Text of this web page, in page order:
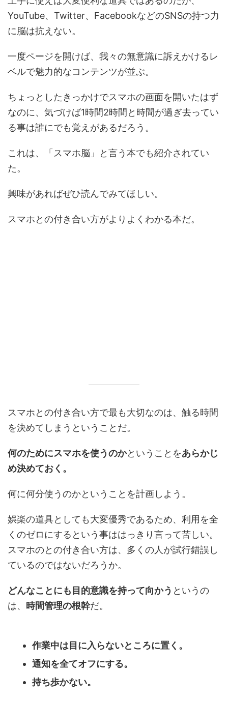
YouTube、Twitter、FacebookなどのSNSの持つ力
に脳は抗えない。
一度ページを開けば、我々の無意識に訴えかけるレ
ベルで魅力的なコンテンツが並ぶ。
ちょっとしたきっかけでスマホの画面を開いたはず
なのに、気づけば1時間2時間と時間が過ぎ去ってい
る事は誰にでも覚えがあるだろう。
これは、「スマホ脳」と言う本でも紹介されてい
た。
興味があればぜひ読んでみてほしい。
スマホとの付き合い方がよりよくわかる本だ。
スマホとの付き合い方で最も大切なのは、触る時間
を決めてしまうということだ。
何のためにスマホを使うのかということをあらかじ
め決めておく。
何に何分使うのかということを計画しよう。
娯楽の道具としても大変優秀であるため、利用を全
くのゼロにするという事ははっきり言って苦しい。
スマホのとの付き合い方は、多くの人が試行錯誤し
ているのではないだろうか。
どんなことにも目的意識を持って向かう というの
は、 時間管理の根幹だ。
作業中は目に入らないところに置く。
通知を全てオフにする。
持ち歩かない。